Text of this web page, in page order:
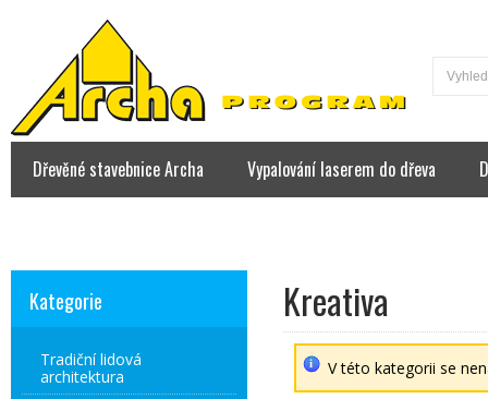
Dřevěné stavebnice Archa Vypalování laserem do dřeva
Kategorie
Tradiční lidová
architektura
Kreativa
V této kategorii se